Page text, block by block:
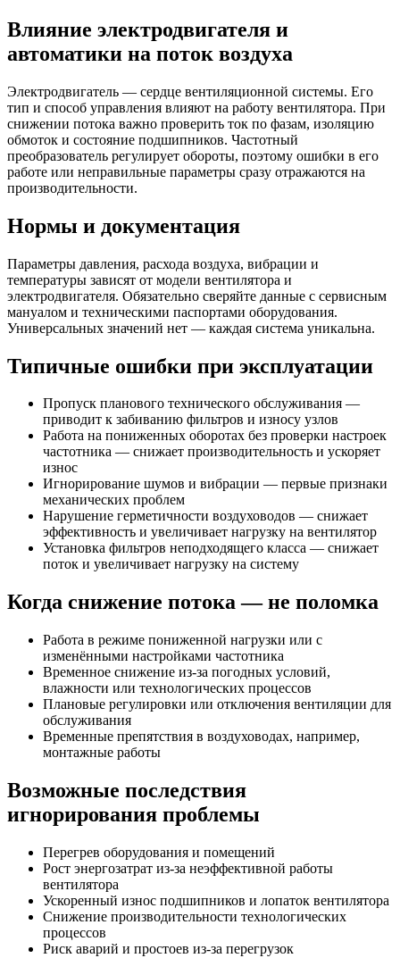
Влияние электродвигателя и
автоматики на поток воздуха
Электродвигатель — сердце вентиляционной системы. Его
тип и способ управления влияют на работу вентилятора. При
снижении потока важно проверить ток по фазам, изоляцию
обмоток и состояние подшипников. Частотный
преобразователь регулирует обороты, поэтому ошибки в его
работе или неправильные параметры сразу отражаются на
производительности.
Нормы и документация
Параметры давления, расхода воздуха, вибрации и
температуры зависят от модели вентилятора и
электродвигателя. Обязательно сверяйте данные с сервисным
мануалом и техническими паспортами оборудования.
Универсальных значений нет — каждая система уникальна.
Типичные ошибки при эксплуатации
Пропуск планового технического обслуживания —
приводит к забиванию фильтров и износу узлов
Работа на пониженных оборотах без проверки настроек
частотника — снижает производительность и ускоряет
износ
Игнорирование шумов и вибрации — первые признаки
механических проблем
Нарушение герметичности воздуховодов — снижает
эффективность и увеличивает нагрузку на вентилятор
Установка фильтров неподходящего класса — снижает
поток и увеличивает нагрузку на систему
Когда снижение потока — не поломка
Работа в режиме пониженной нагрузки или с
изменёнными настройками частотника
Временное снижение из-за погодных условий,
влажности или технологических процессов
Плановые регулировки или отключения вентиляции для
обслуживания
Временные препятствия в воздуховодах, например,
монтажные работы
Возможные последствия
игнорирования проблемы
Перегрев оборудования и помещений
Рост энергозатрат из-за неэффективной работы
вентилятора
Ускоренный износ подшипников и лопаток вентилятора
Снижение производительности технологических
процессов
Риск аварий и простоев из-за перегрузок